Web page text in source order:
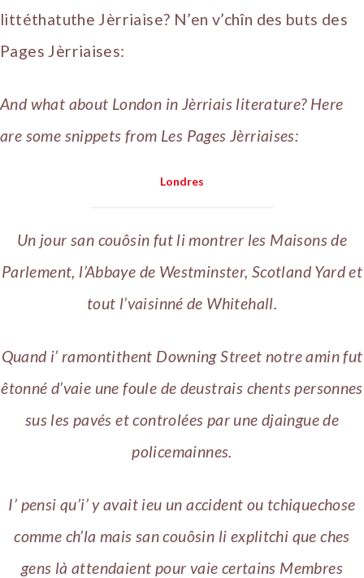
littéthatuthe Jèrriaise? N’en v’chîn des buts des
Pages Jèrriaises:
And what about London in Jèrriais literature? Here
are some snippets from Les Pages Jèrriaises:
Londres
Un jour san couôsin fut li montrer les Maisons de
Parlement, l’Abbaye de Westminster, Scotland Yard et
tout l’vaisinné de Whitehall.
Quand i’ ramontithent Downing Street notre amin fut
êtonné d’vaie une foule de deustrais chents personnes
sus les pavés et controlées par une djaingue de
policemainnes.
I’ pensi qu’i’ y avait ieu un accident ou tchiquechose
comme ch’la mais san couôsin li explitchi que ches
gens là attendaient pour vaie certains Membres